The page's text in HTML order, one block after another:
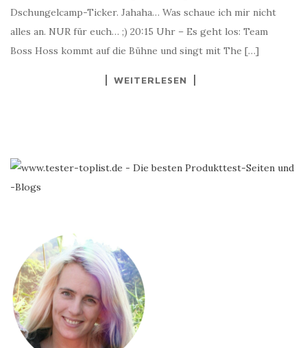
Dschungelcamp-Ticker. Jahaha… Was schaue ich mir nicht
alles an. NUR für euch… ;) 20:15 Uhr – Es geht los: Team
Boss Hoss kommt auf die Bühne und singt mit The […]
WEITERLESEN